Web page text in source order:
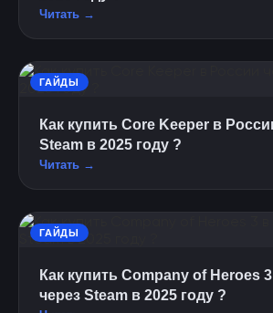
Читать →
ГАЙДЫ
Как купить Core Keeper в России через
Steam в 2025 году ?
Читать →
ГАЙДЫ
Как купить Company of Heroes 3 в России
через Steam в 2025 году ?